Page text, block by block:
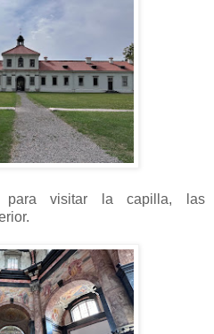
para visitar la capilla, las